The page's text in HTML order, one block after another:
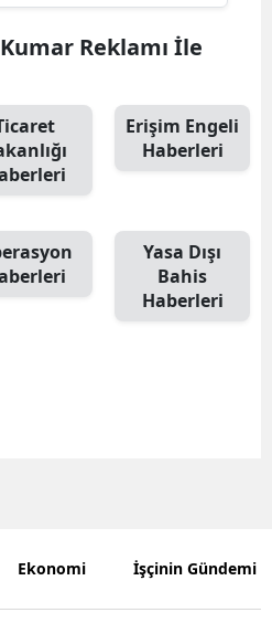
Mersin
İzmir
Kars
Konya
Kütahya
Kumar Reklamı İle
Erişim Engeli
Haberleri
Yasa Dışı
Bahis
Haberleri
Ekonomi İşçinin Gündemi